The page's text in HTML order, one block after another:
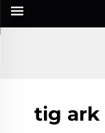
tig ark